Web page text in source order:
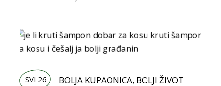
SVI 26 BOLJA KUPAONICA, BOLJI ŽIVOT